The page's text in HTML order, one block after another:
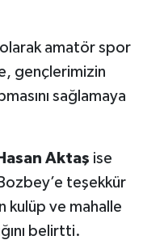
amatör spor
gençlerimizin
sağlamaya
Aktaş ise
teşekkür
kulüp ve mahalle
belirtti.